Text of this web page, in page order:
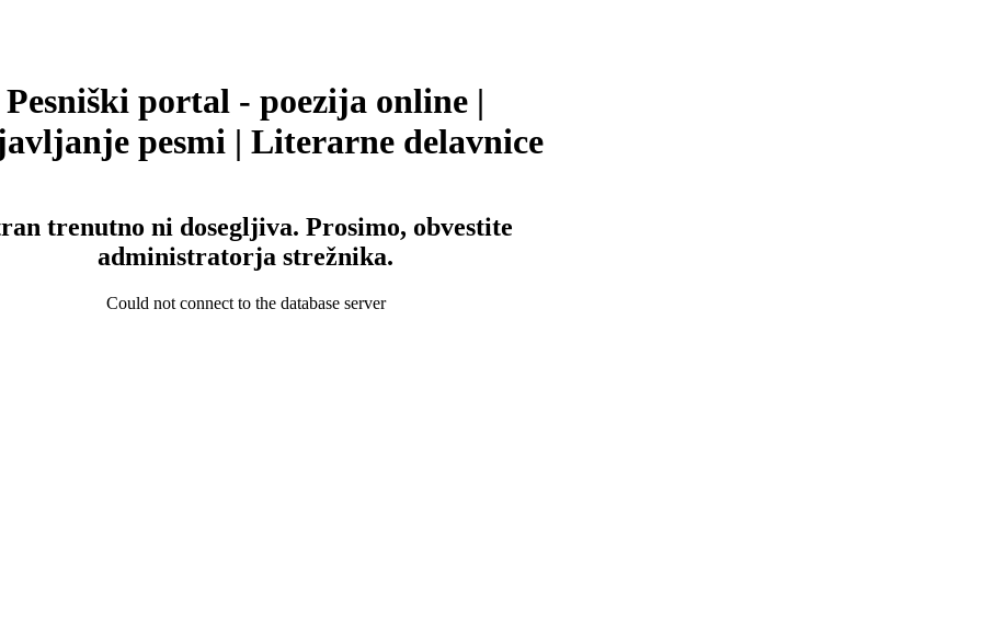
Pesniški portal - poezija online |
pesmi | Literarne delavnice
trenutno ni dosegljiva. Prosimo, obvestite
administratorja strežnika.
Could not connect to the database server